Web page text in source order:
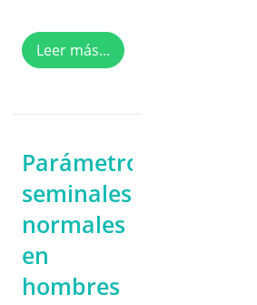
Leer más...
Parámetros
seminales
normales
en
hombres